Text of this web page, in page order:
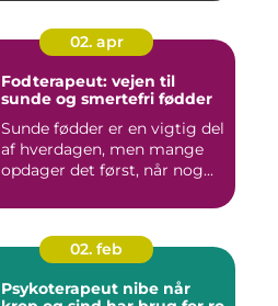
02. apr
Fodterapeut: vejen til
sunde og smertefri fødder
Sunde fødder er en vigtig del
af hverdagen, men mange
opdager det først, når nog...
02. feb
Psykoterapeut nibe når